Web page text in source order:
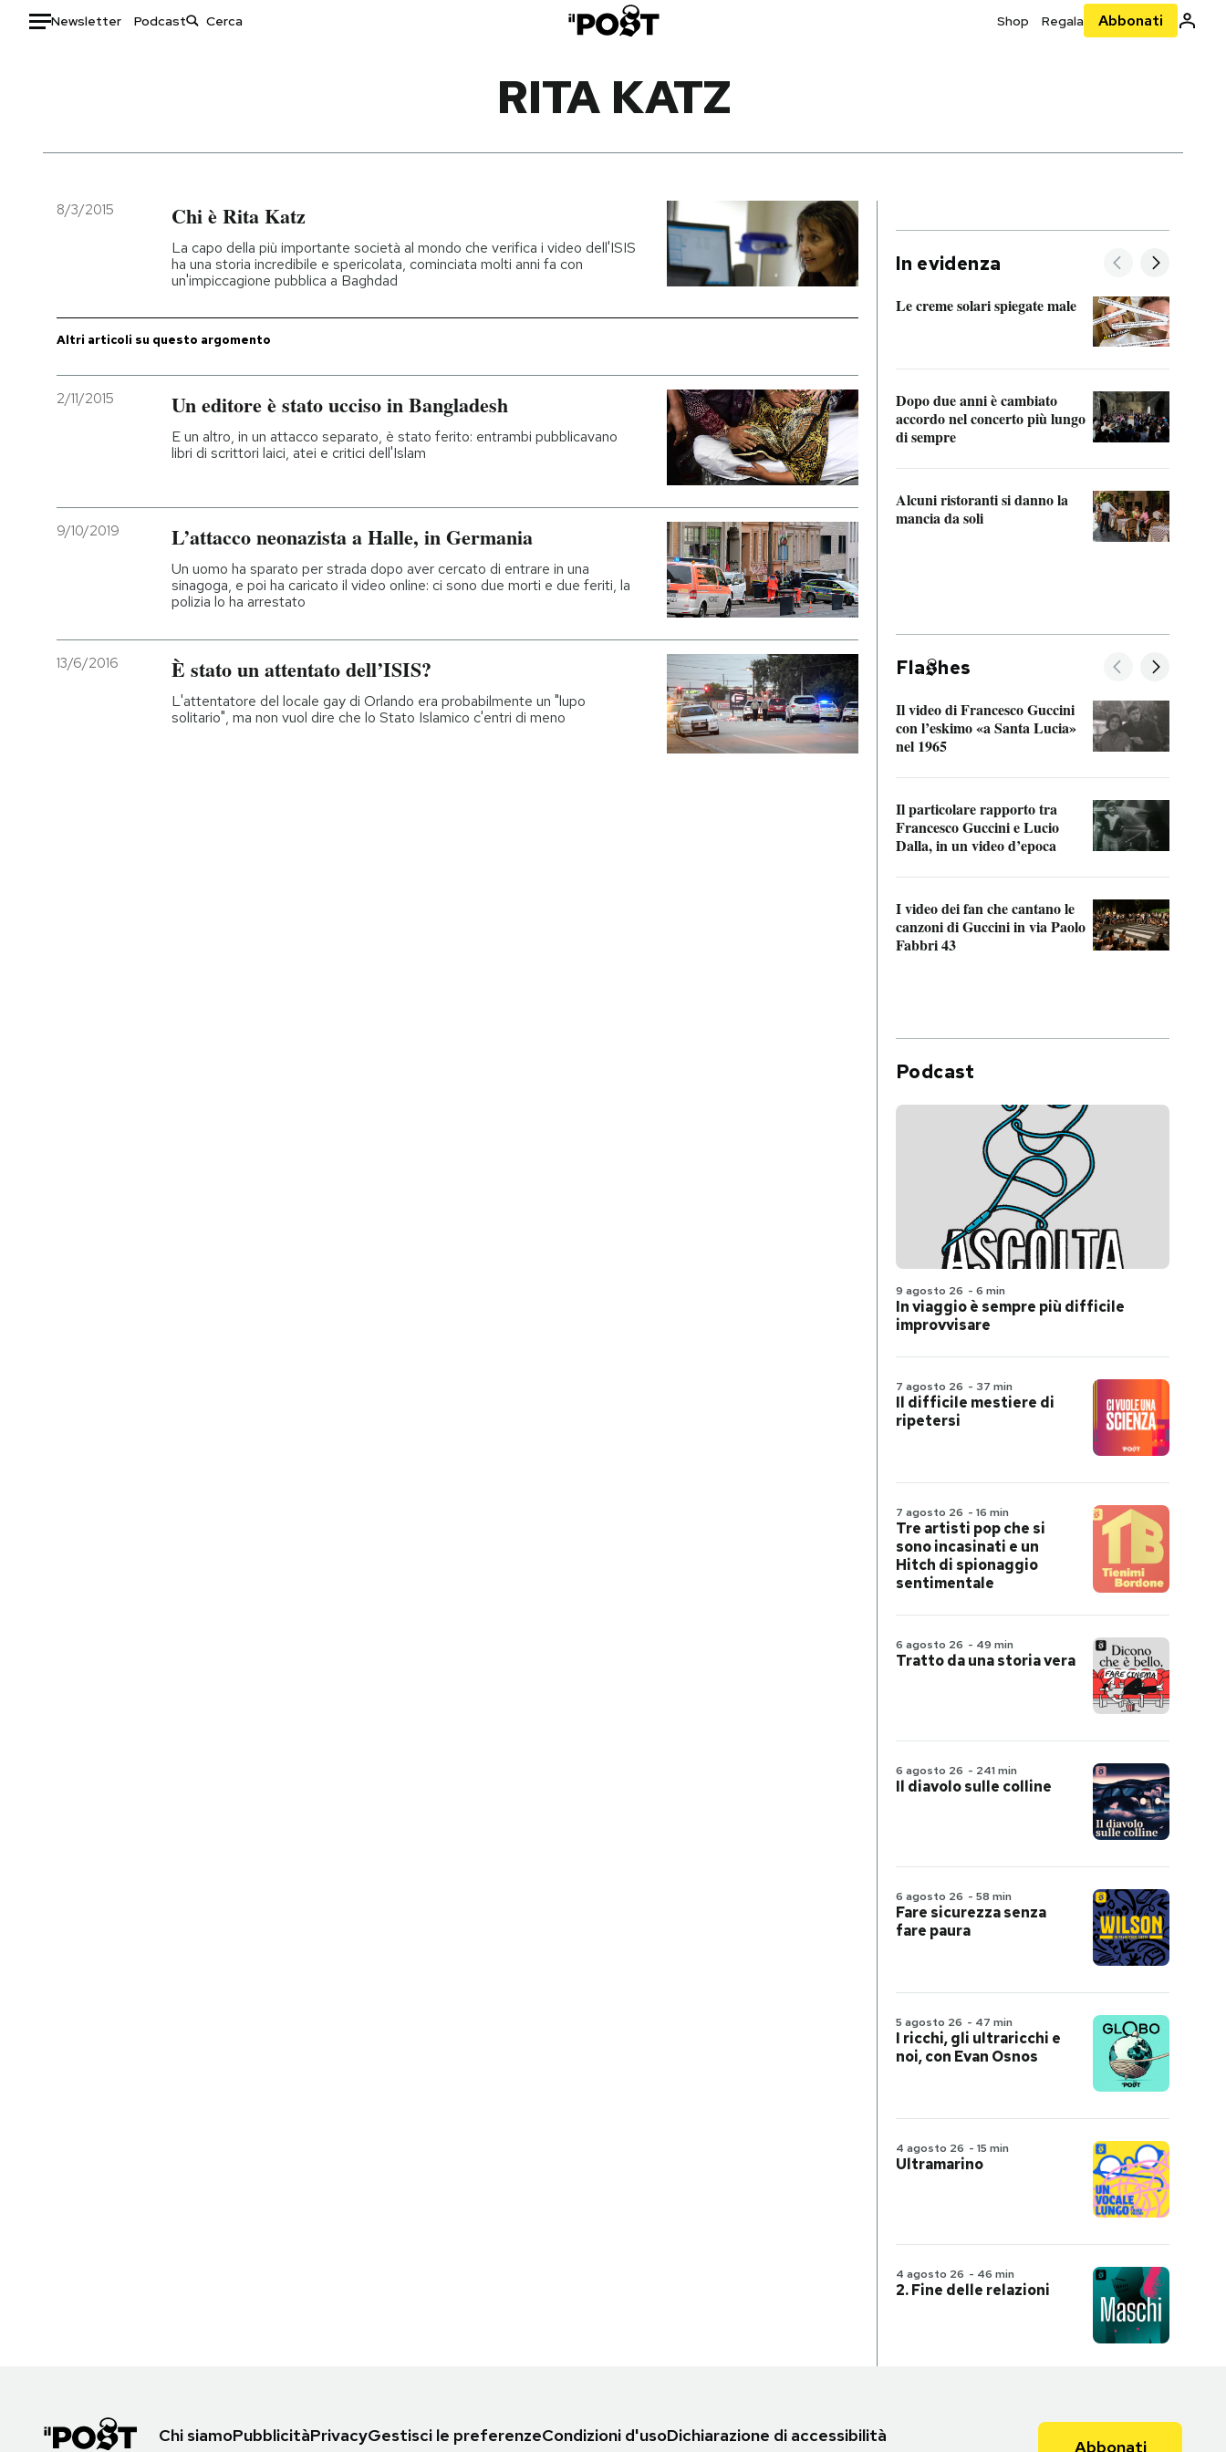
Newsletter Podcast Shop Regala Abbonati
Italia
Politica
Economia
Moda
Ok Boomer!
Media
Altrecose
NEWSLETTER
I MIEI PREFERITI
RITA KATZ
8/3/2015 Chi è Rita Katz
La capo della più importante società al mondo che verifica i video dell'ISIS
ha una storia incredibile e spericolata, cominciata molti anni fa con
un'impiccagione pubblica a Baghdad
Altri articoli su questo argomento
2/11/2015 Un editore è stato ucciso in Bangladesh
E un altro, in un attacco separato, è stato ferito: entrambi pubblicavano
libri di scrittori laici, atei e critici dell'Islam
9/10/2019 L’attacco neonazista a Halle, in Germania
Un uomo ha sparato per strada dopo aver cercato di entrare in una
sinagoga, e poi ha caricato il video online: ci sono due morti e due feriti, la
polizia lo ha arrestato
13/6/2016 È stato un attentato dell’ISIS?
L'attentatore del locale gay di Orlando era probabilmente un "lupo
solitario", ma non vuol dire che lo Stato Islamico c'entri di meno
In evidenza
Le creme solari spiegate male
Dopo due anni è cambiato
accordo nel concerto più lungo
di sempre
Alcuni ristoranti si danno la
mancia da soli
Fla hes
Il video di Francesco Guccini
con l’eskimo «a Santa Lucia»
nel 1965
Il particolare rapporto tra
Francesco Guccini e Lucio
Dalla, in un video d’epoca
I video dei fan che cantano le
canzoni di Guccini in via Paolo
Fabbri 43
Podcast
9 agosto 26 - 6 min
In viaggio è sempre più difficile
improvvisare
7 agosto 26 - 37 min
Il difficile mestiere di
ripetersi
7 agosto 26 - 16 min
Tre artisti pop che si
sono incasinati e un
Hitch di spionaggio
sentimentale
6 agosto 26 - 49 min
Tratto da una storia vera
6 agosto 26 - 241 min
Il diavolo sulle colline
6 agosto 26 - 58 min
Fare sicurezza senza
fare paura
5 agosto 26 - 47 min
I ricchi, gli ultraricchi e
noi, con Evan Osnos
4 agosto 26 - 15 min
Ultramarino
4 agosto 26 - 46 min
2. Fine delle relazioni
Chi siamoPubblicitàPrivacyGestisci le preferenzeCondizioni d'usoDichiarazione di accessibilità
Abbonati